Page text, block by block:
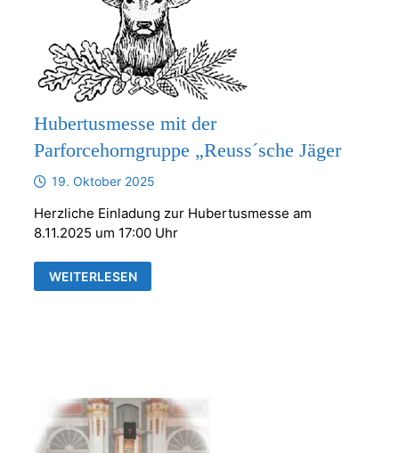
Hubertusmesse mit der
Parforcehorngruppe „Reuss´sche Jäger
19. Oktober 2025
Herzliche Einladung zur Hubertusmesse am
8.11.2025 um 17:00 Uhr
HUBERTUSMESSE
MIT
WEITERLESEN